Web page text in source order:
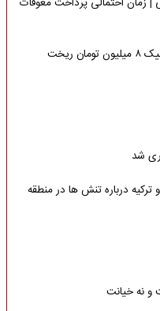
و نه خیانت